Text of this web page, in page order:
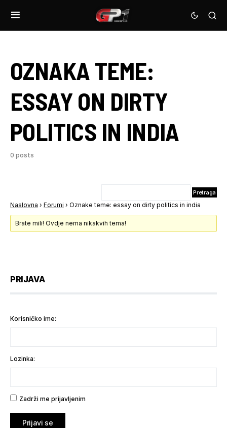
OZNAKA TEME:
ESSAY ON DIRTY
POLITICS IN INDIA
0 posts
Naslovna › Forumi › Oznake teme: essay on dirty politics in india
Brate mili! Ovdje nema nikakvih tema!
PRIJAVA
Korisničko ime:
Lozinka:
Zadrži me prijavljenim
Prijavi se